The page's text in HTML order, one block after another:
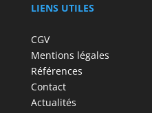
LIENS UTILES
CGV
Mentions légales
Références
Contact
Actualités